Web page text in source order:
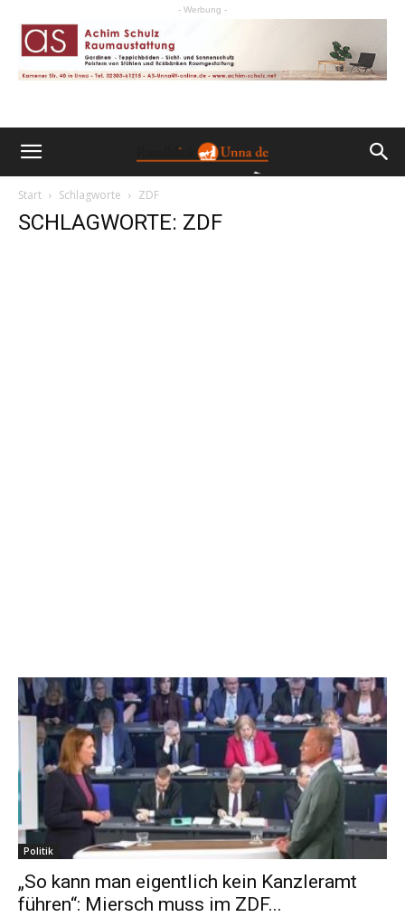
- Werbung -
Start Schlagworte ZDF
SCHLAGWORTE: ZDF
Politik
„So kann man eigentlich kein Kanzleramt
führen“: Miersch muss im ZDF...